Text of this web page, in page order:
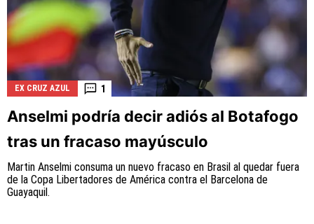
EX CRUZ AZUL 1
Anselmi podría decir adiós al Botafogo
tras un fracaso mayúsculo
Martin Anselmi consuma un nuevo fracaso en Brasil al quedar fuera
de la Copa Libertadores de América contra el Barcelona de
Guayaquil.